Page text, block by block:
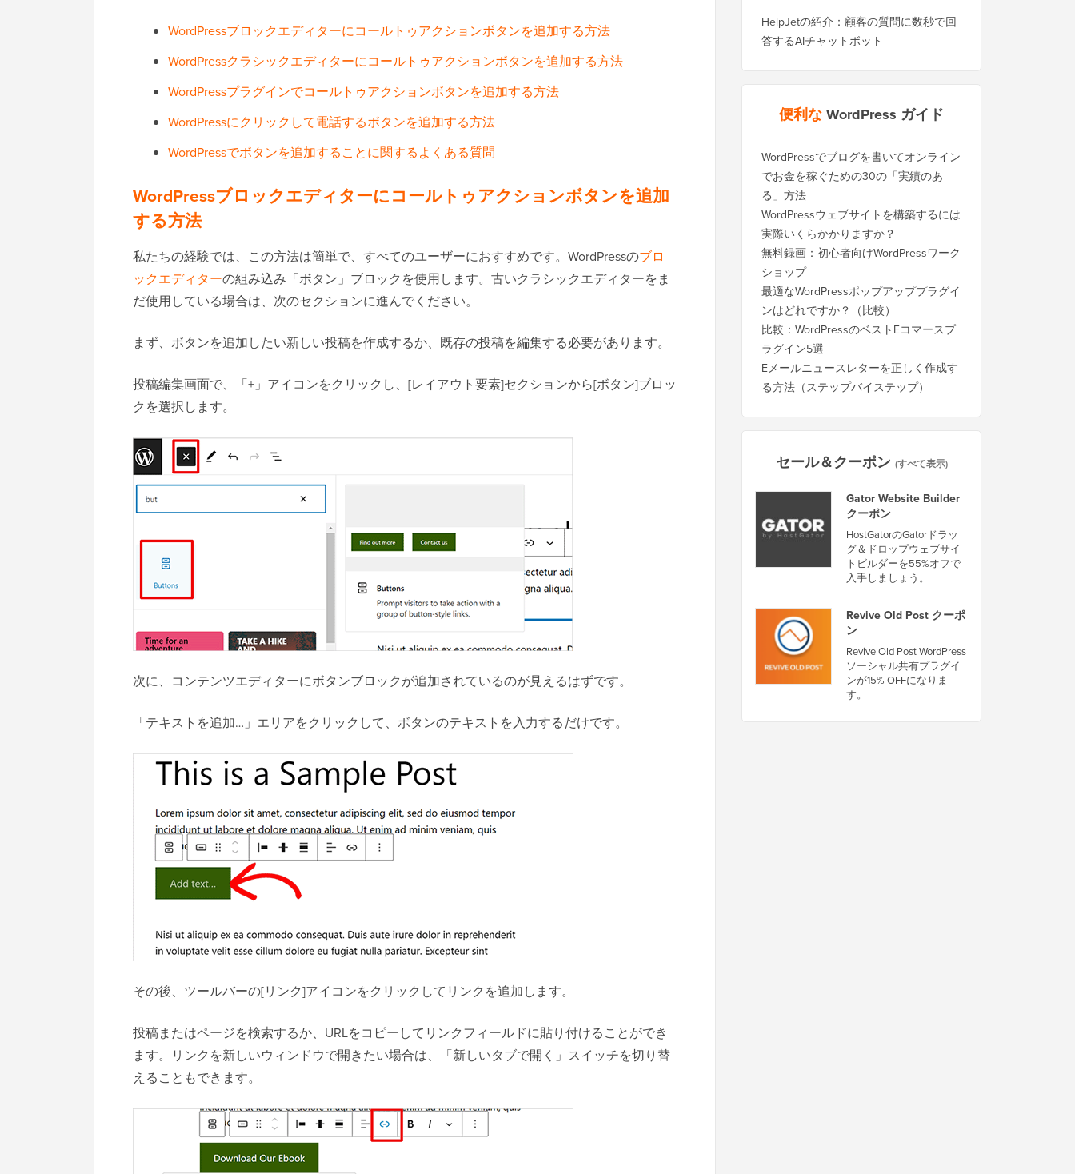
WordPressブロックエディターにコールトゥアクションボタンを追加する方法
WordPressクラシックエディターにコールトゥアクションボタンを追加する方法
WordPressプラグインでコールトゥアクションボタンを追加する方法
WordPressにクリックして電話するボタンを追加する方法
WordPressでボタンを追加することに関するよくある質問
WordPressブロックエディターにコールトゥアクションボタンを追加
する方法
私たちの経験では、この方法は簡単で、すべてのユーザーにおすすめです。WordPressのブロ
ックエディターの組み込み「ボタン」ブロックを使用します。古いクラシックエディターをま
だ使用している場合は、次のセクションに進んでください。
まず、ボタンを追加したい新しい投稿を作成するか、既存の投稿を編集する必要があります。
投稿編集画面で、「+」アイコンをクリックし、[レイアウト要素]セクションから[ボタン]ブロッ
クを選択します。
次に、コンテンツエディターにボタンブロックが追加されているのが見えるはずです。
「テキストを追加…」エリアをクリックして、ボタンのテキストを入力するだけです。
その後、ツールバーの[リンク]アイコンをクリックしてリンクを追加します。
投稿またはページを検索するか、URLをコピーしてリンクフィールドに貼り付けることができ
ます。リンクを新しいウィンドウで開きたい場合は、「新しいタブで開く」スイッチを切り替
えることもできます。
HelpJetの紹介：顧客の質問に数秒で回
答するAIチャットボット
便利なWordPress ガイド
WordPressでブログを書いてオンライン
でお金を稼ぐための30の「実績のあ
る」方法
WordPressウェブサイトを構築するには
実際いくらかかりますか？
無料録画：初心者向けWordPressワーク
ショップ
最適なWordPressポップアッププラグイ
ンはどれですか？（比較）
比較：WordPressのベストEコマースプ
ラグイン5選
Eメールニュースレターを正しく作成す
る方法（ステップバイステップ）
セール＆クーポン (すべて表示)
Gator Website Builder
クーポン
HostGatorのGatorドラッ
グ＆ドロップウェブサイ
トビルダーを55%オフで
入手しましょう。
Revive Old Post クーポ
ン
Revive Old Post WordPress
ソーシャル共有プラグイ
ンが15% OFFになりま
す。